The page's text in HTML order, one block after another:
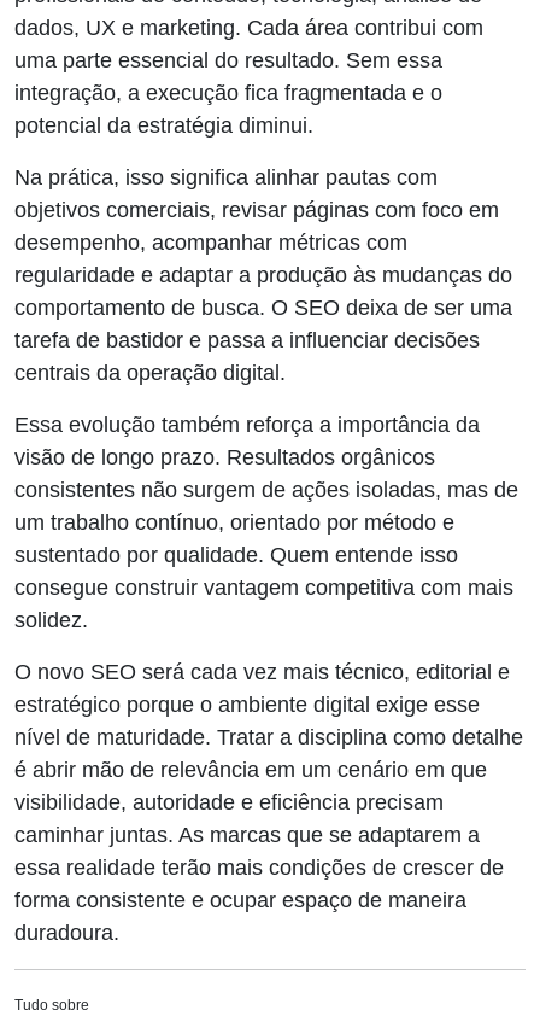
dados, UX e marketing. Cada área contribui com
uma parte essencial do resultado. Sem essa
integração, a execução fica fragmentada e o
potencial da estratégia diminui.
Na prática, isso significa alinhar pautas com
objetivos comerciais, revisar páginas com foco em
desempenho, acompanhar métricas com
regularidade e adaptar a produção às mudanças do
comportamento de busca. O SEO deixa de ser uma
tarefa de bastidor e passa a influenciar decisões
centrais da operação digital.
Essa evolução também reforça a importância da
visão de longo prazo. Resultados orgânicos
consistentes não surgem de ações isoladas, mas de
um trabalho contínuo, orientado por método e
sustentado por qualidade. Quem entende isso
consegue construir vantagem competitiva com mais
solidez.
O novo SEO será cada vez mais técnico, editorial e
estratégico porque o ambiente digital exige esse
nível de maturidade. Tratar a disciplina como detalhe
é abrir mão de relevância em um cenário em que
visibilidade, autoridade e eficiência precisam
caminhar juntas. As marcas que se adaptarem a
essa realidade terão mais condições de crescer de
forma consistente e ocupar espaço de maneira
duradoura.
Tudo sobre